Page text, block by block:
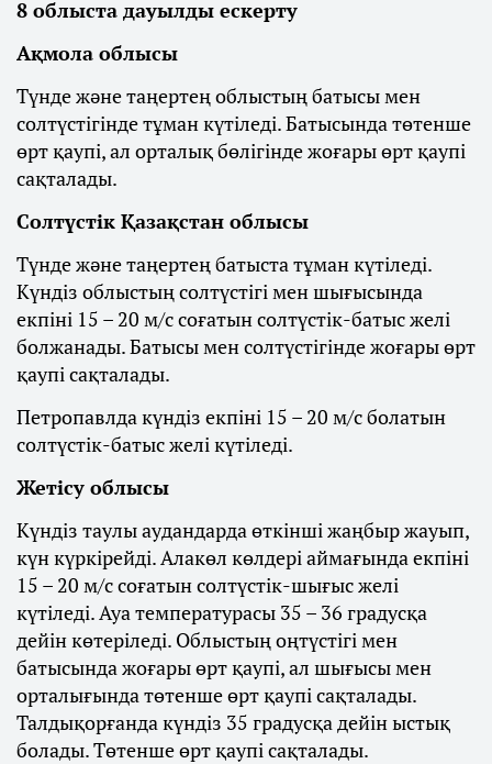
8 облыста дауылды ескерту
Ақмола облысы
Түнде және таңертең облыстың батысы мен
солтүстігінде тұман күтіледі. Батысында төтенше
өрт қаупі, ал орталық бөлігінде жоғары өрт қаупі
сақталады.
Солтүстік Қазақстан облысы
Түнде және таңертең батыста тұман күтіледі.
Күндіз облыстың солтүстігі мен шығысында
екпіні 15 – 20 м/с соғатын солтүстік-батыс желі
болжанады. Батысы мен солтүстігінде жоғары өрт
қаупі сақталады.
Петропавлда күндіз екпіні 15 – 20 м/с болатын
солтүстік-батыс желі күтіледі.
Жетісу облысы
Күндіз таулы аудандарда өткінші жаңбыр жауып,
күн күркірейді. Алакөл көлдері аймағында екпіні
15 – 20 м/с соғатын солтүстік-шығыс желі
күтіледі. Ауа температурасы 35 – 36 градусқа
дейін көтеріледі. Облыстың оңтүстігі мен
батысында жоғары өрт қаупі, ал шығысы мен
орталығында төтенше өрт қаупі сақталады.
Талдықорғанда күндіз 35 градусқа дейін ыстық
болады. Төтенше өрт қаупі сақталады.